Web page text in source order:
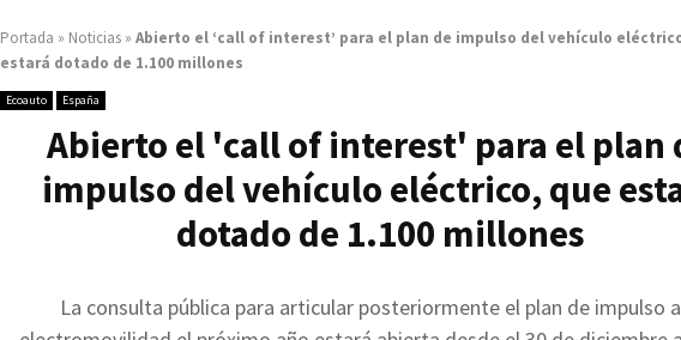
Portada » Noticias » Abierto el ‘call of interest’ para el plan de impulso del vehículo
estará dotado de 1.100 millones
Ecoauto España
Abierto el 'call of interest' para el plan
impulso del vehículo eléctrico, que
dotado de 1.100 millones
La consulta pública para articular posteriormente el plan de impulso